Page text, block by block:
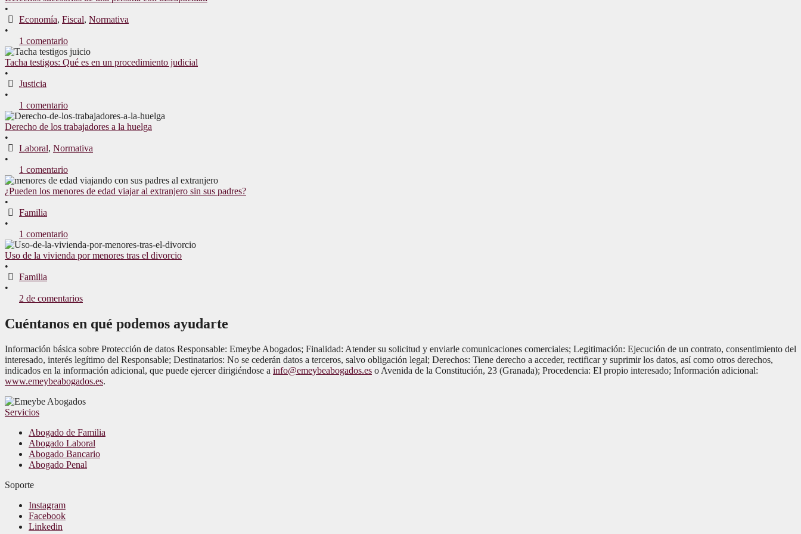
•
Economía, Fiscal, Normativa
•
1 comentario
Tacha testigos: Qué es en un procedimiento judicial
•
Justicia
•
1 comentario
Derecho de los trabajadores a la huelga
•
Laboral, Normativa
•
1 comentario
¿Pueden los menores de edad viajar al extranjero sin sus padres?
•
Familia
•
1 comentario
Uso de la vivienda por menores tras el divorcio
•
Familia
•
2 de comentarios
Cuéntanos en qué podemos ayudarte
Información básica sobre Protección de datos Responsable: Emeybe Abogados; Finalidad: Atender su solicitud y enviarle comunicaciones comerciales; Legitimación: Ejecución de un contrato, consentimiento del
interesado, interés legítimo del Responsable; Destinatarios: No se cederán datos a terceros, salvo obligación legal; Derechos: Tiene derecho a acceder, rectificar y suprimir los datos, así como otros derechos,
indicados en la información adicional, que puede ejercer dirigiéndose a info@emeybeabogados.es o Avenida de la Constitución, 23 (Granada); Procedencia: El propio interesado; Información adicional:
www.emeybeabogados.es.
Servicios
Abogado de Familia
Abogado Laboral
Abogado Bancario
Abogado Penal
Soporte
Instagram
Facebook
Linkedin